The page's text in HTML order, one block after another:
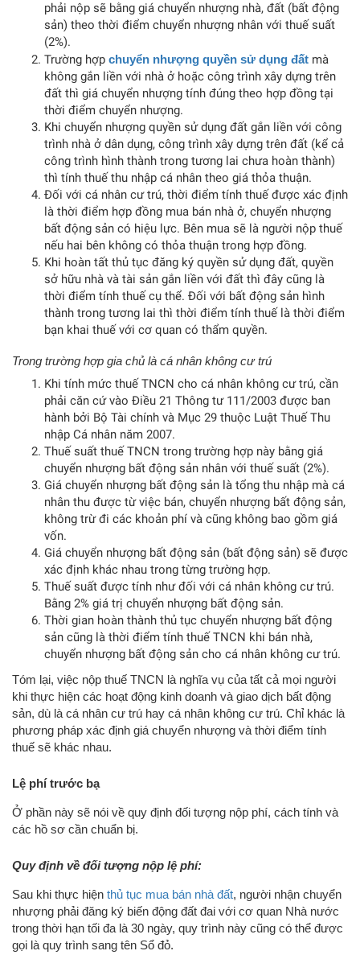
phải nộp sẽ bằng giá chuyển nhượng nhà, đất (bất động
sản) theo thời điểm chuyển nhượng nhân với thuế suất
(2%).
Trường hợp chuyển nhượng quyền sử dụng đất mà
không gắn liền với nhà ở hoặc công trình xây dựng trên
đất thì giá chuyển nhượng tính đúng theo hợp đồng tại
thời điểm chuyển nhượng.
Khi chuyển nhượng quyền sử dụng đất gắn liền với công
trình nhà ở dân dụng, công trình xây dựng trên đất (kể cả
công trình hình thành trong tương lai chưa hoàn thành)
thì tính thuế thu nhập cá nhân theo giá thỏa thuận.
Đối với cá nhân cư trú, thời điểm tính thuế được xác định
là thời điểm hợp đồng mua bán nhà ở, chuyển nhượng
bất động sản có hiệu lực. Bên mua sẽ là người nộp thuế
nếu hai bên không có thỏa thuận trong hợp đồng.
Khi hoàn tất thủ tục đăng ký quyền sử dụng đất, quyền
sở hữu nhà và tài sản gắn liền với đất thì đây cũng là
thời điểm tính thuế cụ thể. Đối với bất động sản hình
thành trong tương lai thì thời điểm tính thuế là thời điểm
bạn khai thuế với cơ quan có thẩm quyền.
Trong trường hợp gia chủ là cá nhân không cư trú
Khi tính mức thuế TNCN cho cá nhân không cư trú, cần
phải căn cứ vào Điều 21 Thông tư 111/2003 được ban
hành bởi Bộ Tài chính và Mục 29 thuộc Luật Thuế Thu
nhập Cá nhân năm 2007.
Thuế suất thuế TNCN trong trường hợp này bằng giá
chuyển nhượng bất động sản nhân với thuế suất (2%).
Giá chuyển nhượng bất động sản là tổng thu nhập mà cá
nhân thu được từ việc bán, chuyển nhượng bất động sản,
không trừ đi các khoản phí và cũng không bao gồm giá
vốn.
Giá chuyển nhượng bất động sản (bất động sản) sẽ được
xác định khác nhau trong từng trường hợp.
Thuế suất được tính như đối với cá nhân không cư trú.
Bằng 2% giá trị chuyển nhượng bất động sản.
Thời gian hoàn thành thủ tục chuyển nhượng bất động
sản cũng là thời điểm tính thuế TNCN khi bán nhà,
chuyển nhượng bất động sản cho cá nhân không cư trú.
Tóm lại, việc nộp thuế TNCN là nghĩa vụ của tất cả mọi người
khi thực hiện các hoạt động kinh doanh và giao dịch bất động
sản, dù là cá nhân cư trú hay cá nhân không cư trú. Chỉ khác là
phương pháp xác định giá chuyển nhượng và thời điểm tính
thuế sẽ khác nhau.
Lệ phí trước bạ
Ở phần này sẽ nói về quy định đối tượng nộp phí, cách tính và
các hồ sơ cần chuẩn bị.
Quy định về đối tượng nộp lệ phí:
Sau khi thực hiện thủ tục mua bán nhà đất, người nhận chuyển
nhượng phải đăng ký biến động đất đai với cơ quan Nhà nước
trong thời hạn tối đa là 30 ngày, quy trình này cũng có thể được
gọi là quy trình sang tên Sổ đỏ.